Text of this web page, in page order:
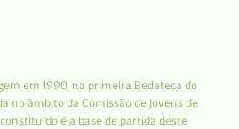
em 1990, na primeira Bedeteca do
no âmbito da Comissão de Jovens de
é a base de partida deste